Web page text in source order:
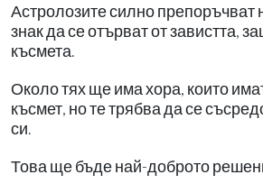
Астролозите силно препоръчват
знак да се отърват от завистта,
късмета.
Около тях ще има хора, които
късмет, но те трябва да се
си.
Това ще бъде най-доброто